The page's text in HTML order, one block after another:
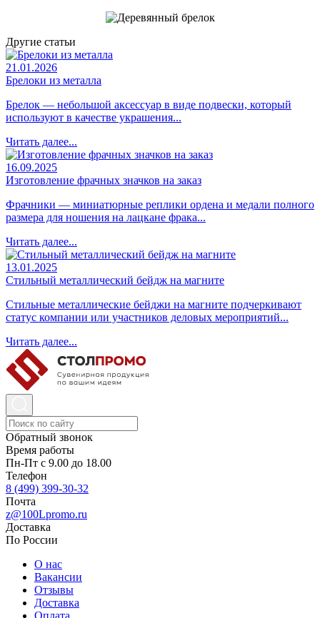
Другие статьи
21.01.2026
Брелоки из металла
Брелок — небольшой аксессуар в виде подвески, который
используют в качестве украшения...
Читать далее...
16.09.2025
Изготовление фрачных значков на заказ
Фрачники — миниатюрные реплики ордена и медали полного
размера для ношения на лацкане фрака...
Читать далее...
13.01.2025
Стильный металлический бейдж на магните
Стильные металлические бейджи на магните подчеркивают
статус компании или участников деловых мероприятий...
Читать далее...
Обратный звонок
Время работы
Пн-Пт с 9.00 до 18.00
Телефон
8 (499) 399-30-32
Почта
z@100Lpromo.ru
Доставка
По России
О нас
Вакансии
Отзывы
Доставка
Оплата